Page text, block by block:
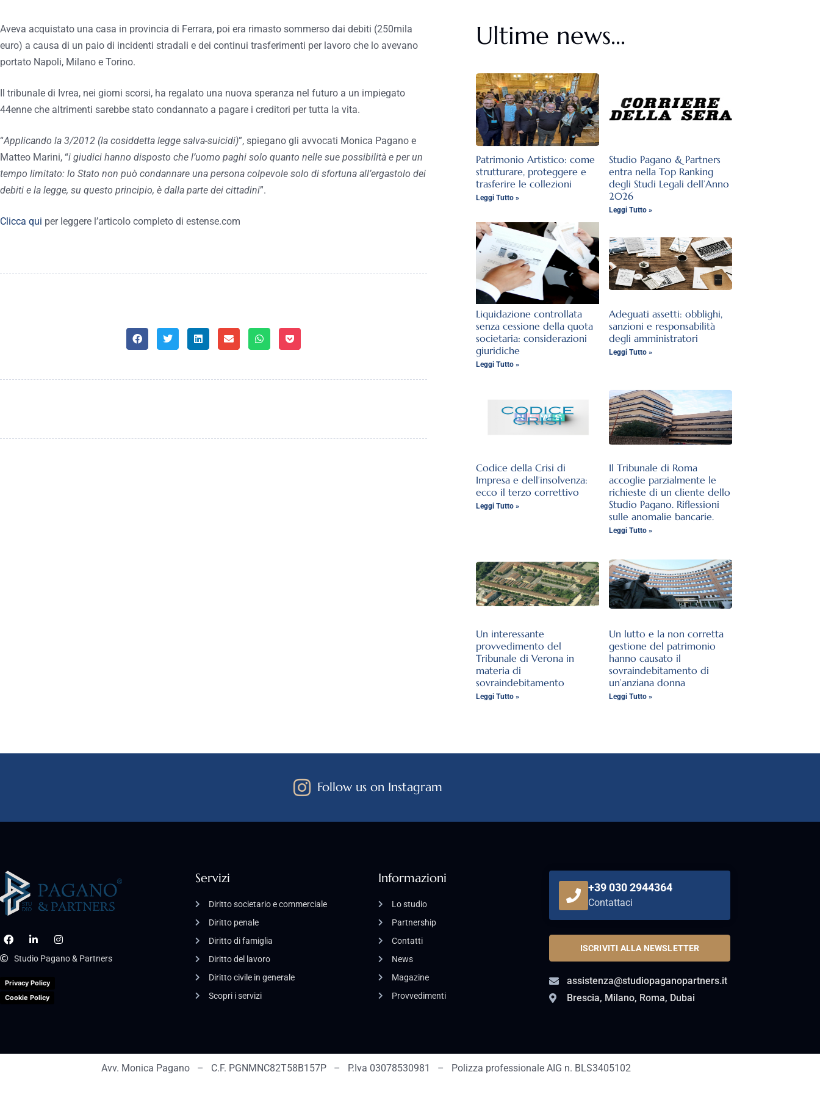
Aveva acquistato una casa in provincia di Ferrara, poi era rimasto sommerso dai debiti (250mila
euro) a causa di un paio di incidenti stradali e dei continui trasferimenti per lavoro che lo avevano
portato Napoli, Milano e Torino.
Il tribunale di Ivrea, nei giorni scorsi, ha regalato una nuova speranza nel futuro a un impiegato
44enne che altrimenti sarebbe stato condannato a pagare i creditori per tutta la vita.
“Applicando la 3/2012 (la cosiddetta legge salva-suicidi)”, spiegano gli avvocati Monica Pagano e
Matteo Marini, “i giudici hanno disposto che l’uomo paghi solo quanto nelle sue possibilità e per un
tempo limitato: lo Stato non può condannare una persona colpevole solo di sfortuna all’ergastolo dei
debiti e la legge, su questo principio, è dalla parte dei cittadini”.
Clicca qui per leggere l’articolo completo di estense.com
Ultime news...
Patrimonio Artistico: come
strutturare, proteggere e
trasferire le collezioni
Leggi Tutto »
Studio Pagano & Partners
entra nella Top Ranking
degli Studi Legali dell’Anno
2026
Leggi Tutto »
Liquidazione controllata
senza cessione della quota
societaria: considerazioni
giuridiche
Leggi Tutto »
Adeguati assetti: obblighi,
sanzioni e responsabilità
degli amministratori
Leggi Tutto »
Codice della Crisi di
Impresa e dell’insolvenza:
ecco il terzo correttivo
Leggi Tutto »
Il Tribunale di Roma
accoglie parzialmente le
richieste di un cliente dello
Studio Pagano. Riflessioni
sulle anomalie bancarie.
Leggi Tutto »
Un interessante
provvedimento del
Tribunale di Verona in
materia di
sovraindebitamento
Leggi Tutto »
Un lutto e la non corretta
gestione del patrimonio
hanno causato il
sovraindebitamento di
un’anziana donna
Leggi Tutto »
Follow us on Instagram
Studio Pagano & Partners
Privacy Policy
Cookie Policy
Servizi
Diritto societario e commerciale
Diritto penale
Diritto di famiglia
Diritto del lavoro
Diritto civile in generale
Scopri i servizi
Informazioni
Lo studio
Partnership
Contatti
News
Magazine
Provvedimenti
+39 030 2944364
Contattaci
ISCRIVITI ALLA NEWSLETTER
assistenza@studiopaganopartners.it
Brescia, Milano, Roma, Dubai
Avv. Monica Pagano – C.F. PGNMNC82T58B157P – P.Iva 03078530981 – Polizza professionale AIG n. BLS3405102